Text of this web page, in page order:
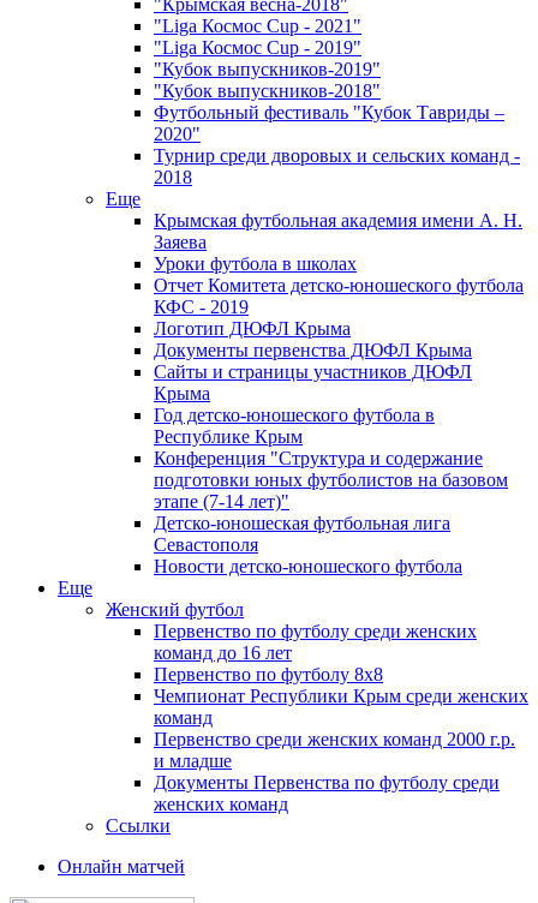
"Крымская весна-2018"
"Liga Космос Cup - 2021"
"Liga Космос Cup - 2019"
"Кубок выпускников-2019"
"Кубок выпускников-2018"
Футбольный фестиваль "Кубок Тавриды –
2020"
Турнир среди дворовых и сельских команд -
2018
Еще
Крымская футбольная академия имени А. Н.
Заяева
Уроки футбола в школах
Отчет Комитета детско-юношеского футбола
КФС - 2019
Логотип ДЮФЛ Крыма
Документы первенства ДЮФЛ Крыма
Сайты и страницы участников ДЮФЛ
Крыма
Год детско-юношеского футбола в
Республике Крым
Конференция "Структура и содержание
подготовки юных футболистов на базовом
этапе (7-14 лет)"
Детско-юношеская футбольная лига
Севастополя
Новости детско-юношеского футбола
Еще
Женский футбол
Первенство по футболу среди женских
команд до 16 лет
Первенство по футболу 8х8
Чемпионат Республики Крым среди женских
команд
Первенство среди женских команд 2000 г.р.
и младше
Документы Первенства по футболу среди
женских команд
Ссылки
Онлайн матчей